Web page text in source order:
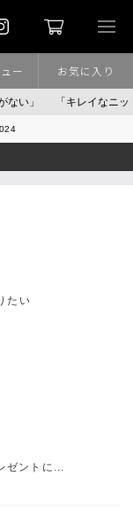
「キレイなニット」
ー お気に入り
たい
ゼントに...